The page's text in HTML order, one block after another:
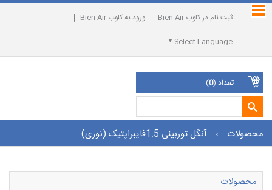
ثبت نام در کلوب Bien Air
ورود به کلوب Bien Air
Select Language
تعداد (0
)
محصولات › آنگل توربینی 1:5فایبراپتیک (نوری)
محصولات